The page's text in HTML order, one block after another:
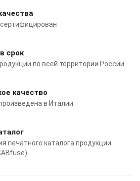
срок
по всей территории России
качество
в Италии
печатного каталога продукции